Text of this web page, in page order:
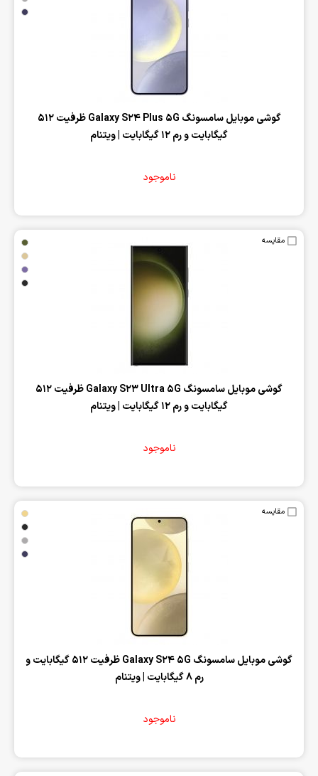
‌گوشی موبایل سامسونگ Galaxy S24 Plus 5G ظرفیت 512
گیگابایت و رم 12 گیگابایت | ویتنام
ناموجود
مقایسه
‌گوشی موبایل سامسونگ Galaxy S23 Ultra 5G ظرفیت 512
گیگابایت و رم 12 گیگابایت | ویتنام
ناموجود
مقایسه
‌گوشی موبایل سامسونگ Galaxy S24 5G ظرفیت 512 گیگابایت و
رم 8 گیگابایت | ویتنام
ناموجود